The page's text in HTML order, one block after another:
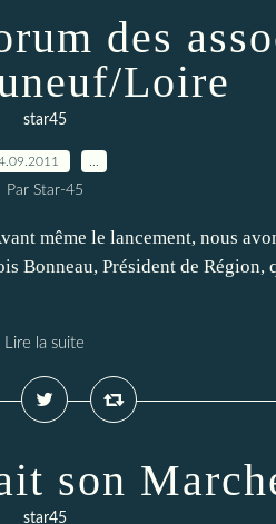
des
Loire
star45
Par Star-45
même le lancement, nous
Bonneau, Président de Région,
Lire la suite
son
star45